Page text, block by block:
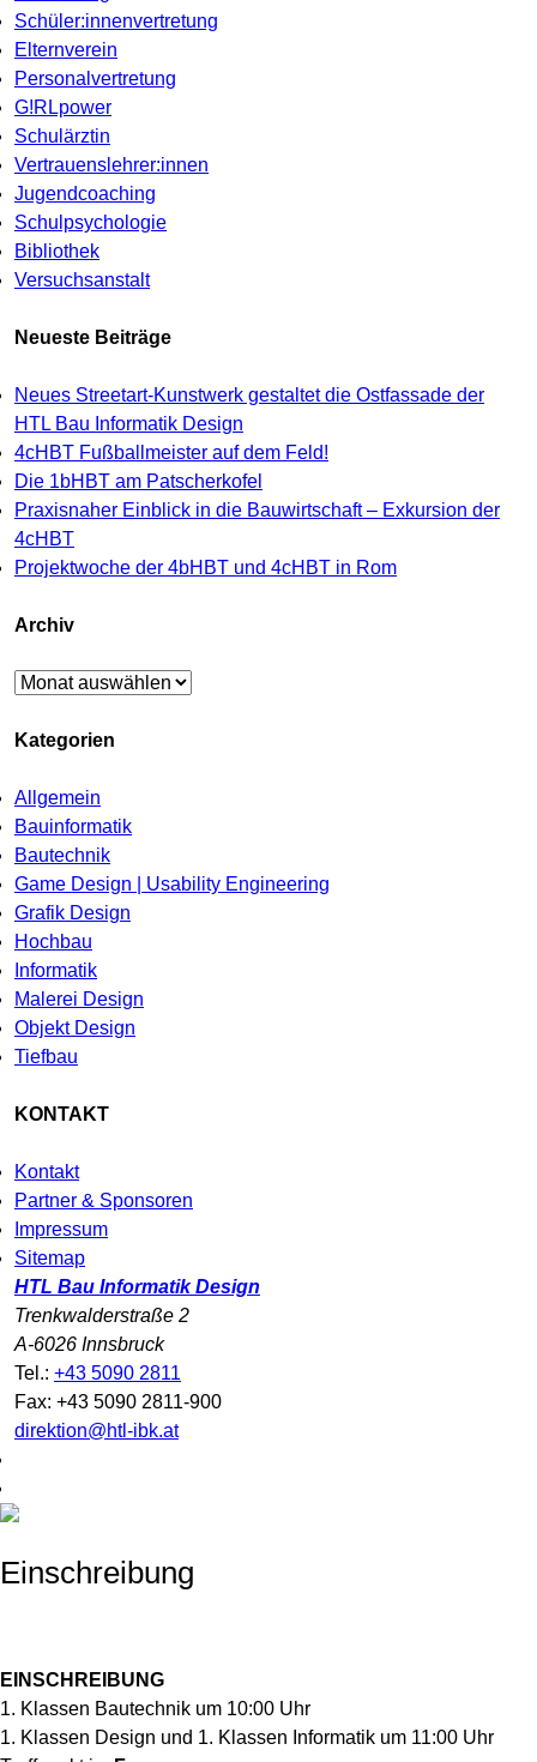
Schüler:innenvertretung
Elternverein
Personalvertretung
G!RLpower
Schulärztin
Vertrauenslehrer:innen
Jugendcoaching
Schulpsychologie
Bibliothek
Versuchsanstalt
Neueste Beiträge
Neues Streetart-Kunstwerk gestaltet die Ostfassade der
HTL Bau Informatik Design
4cHBT Fußballmeister auf dem Feld!
Die 1bHBT am Patscherkofel
Praxisnaher Einblick in die Bauwirtschaft – Exkursion der
4cHBT
Projektwoche der 4bHBT und 4cHBT in Rom
Archiv
Archiv
Kategorien
Allgemein
Bauinformatik
Bautechnik
Game Design | Usability Engineering
Grafik Design
Hochbau
Informatik
Malerei Design
Objekt Design
Tiefbau
KONTAKT
Kontakt
Partner & Sponsoren
Impressum
Sitemap
HTL Bau Informatik Design
Trenkwalderstraße 2
A-6026 Innsbruck
Tel.: +43 5090 2811
Fax: +43 5090 2811-900
direktion@htl-ibk.at
Einschreibung
EINSCHREIBUNG
1. Klassen Bautechnik um 10:00 Uhr
1. Klassen Design und 1. Klassen Informatik um 11:00 Uhr